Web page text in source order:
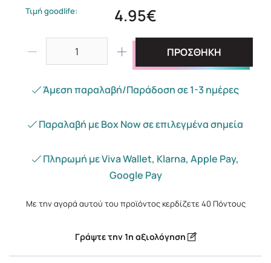
Τιμή goodlife: 4.95€
ΠΡΟΣΘΗΚΗ
Άμεση παραλαβή/Παράδοση σε 1-3 ημέρες
Παραλαβή με Box Now σε επιλεγμένα σημεία
Πληρωμή με Viva Wallet, Klarna, Apple Pay,
Google Pay
Με την αγορά αυτού του προϊόντος κερδίζετε 40 Πόντους
Γράψτε την 1η αξιολόγηση